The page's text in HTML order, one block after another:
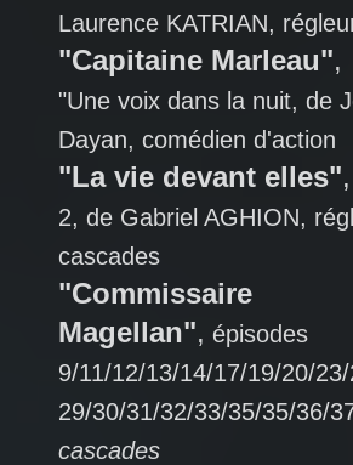
Laurence KATRIAN,
"Capitaine Marleau",
"Une voix dans la nuit, de
Dayan, comédien d'action
"La vie devant elles",
2, de Gabriel AGHION,
cascades
"Commissaire
Magellan", épisodes
9/11/12/13/14/17/19/20/
29/30/31/32/33/35/35/36/
cascades